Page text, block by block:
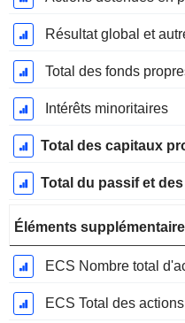
Résultat global et
Total des fonds
Intérêts minoritaires
Total des capitaux
Total du passif et
Éléments
ECS Total des